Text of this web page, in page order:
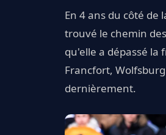
En 4 ans du côté de
trouvé le chemin
qu'elle a dépassé la
Francfort,
dernièrement.